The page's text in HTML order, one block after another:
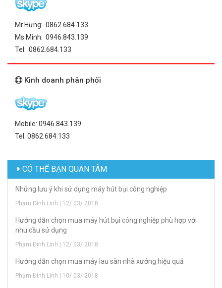
Mr.Hưng: 0862.684.133
Ms Minh: 0946.843.139
Tel: 0862.684.133
Kinh doanh phân phối
Mobile: 0946.843.139
Tel: 0862.684.133
CÓ THỂ BẠN QUAN TÂM
Những lưu ý khi sử dụng máy hút bụi công nghiệp
Phạm Đình Linh | 12/ 03/ 2018
Hướng dẫn chọn mua máy hút bụi công nghiệp phù hợp với
nhu cầu sử dụng
Phạm Đình Linh | 12/ 03/ 2018
Hướng dẫn chọn mua máy lau sàn nhà xưởng hiệu quả
Phạm Đình Linh | 10/ 03/ 2018